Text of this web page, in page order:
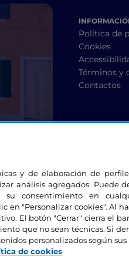
Política de
Cookies
Términos y
Contactos
y de elaboración de
análisis agregados. Puede
su consentimiento en
en "Personalizar cookies". Al
El botón "Cerrar" cierra el
que no sean técnicas. Si
personalizados según
de cookies